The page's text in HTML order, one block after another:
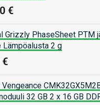
€
Grizzly PhaseSheet PTM
Lämpöalusta 2 g
€
32 GB 2 x 16 GB